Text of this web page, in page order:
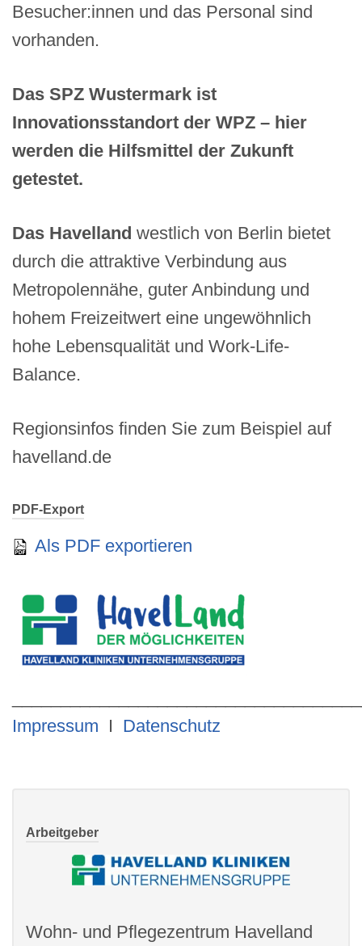
Besucher:innen und das Personal sind
vorhanden.
Das SPZ Wustermark ist
Innovationsstandort der WPZ – hier
werden die Hilfsmittel der Zukunft
getestet.
Das Havelland westlich von Berlin bietet
durch die attraktive Verbindung aus
Metropolennähe, guter Anbindung und
hohem Freizeitwert eine ungewöhnlich
hohe Lebensqualität und Work-Life-
Balance.
Regionsinfos finden Sie zum Beispiel auf
havelland.de
PDF-Export
Als PDF exportieren
Impressum I Datenschutz
Arbeitgeber
Wohn- und Pflegezentrum Havelland